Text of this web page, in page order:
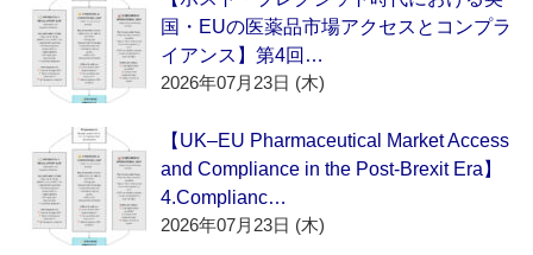
国・EUの医薬品市場アクセスとコンプラ
イアンス】第4回…
2026年07月23日 (木)
【UK–EU Pharmaceutical Market Access
and Compliance in the Post-Brexit Era】
4.Complianc…
2026年07月23日 (木)